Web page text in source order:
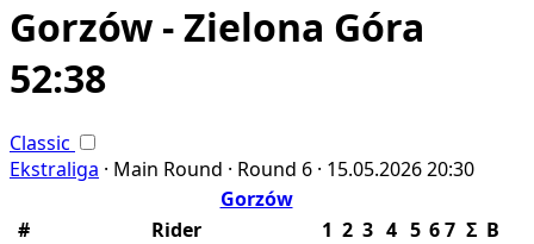
Gorzów - Zielona Góra
52:38
Classic
Ekstraliga · Main Round · Round 6 · 15.05.202620:30
Gorzów
#
Rider 1 2 3 4 5 67 Σ B